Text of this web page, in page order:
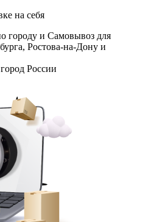
на себя
городу и Самовывоз для
Ростова-на-Дону и
России